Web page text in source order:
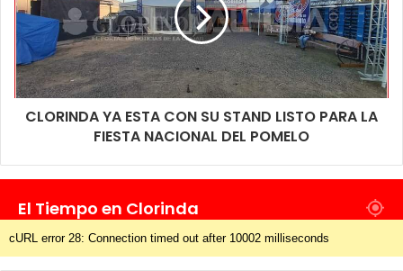
CLORINDA YA ESTA CON SU STAND LISTO PARA LA
FIESTA NACIONAL DEL POMELO
El Tiempo en Clorinda
cURL error 28: Connection timed out after 10002 milliseconds